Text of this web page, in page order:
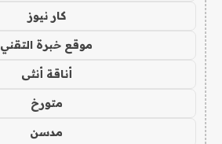
كار نيوز
موقع خبرة التقني
أناقة أنثى
متورخ
مدسن